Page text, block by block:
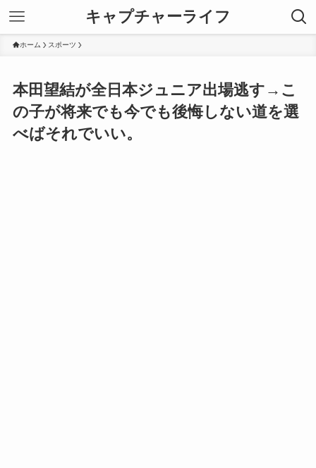
キャプチャーライフ
ホーム スポーツ
本田望結が全日本ジュニア出場逃す→こ
の子が将来でも今でも後悔しない道を選
べばそれでいい。